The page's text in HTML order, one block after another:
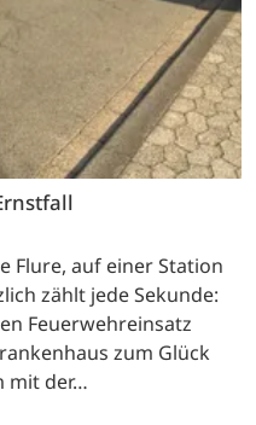
Flure, auf einer Station
zählt jede Sekunde:
Feuerwehreinsatz
zum Glück
mit der…